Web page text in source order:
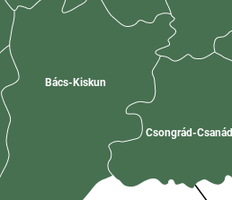
Bács-Kiskun
Csongrád-Csanád